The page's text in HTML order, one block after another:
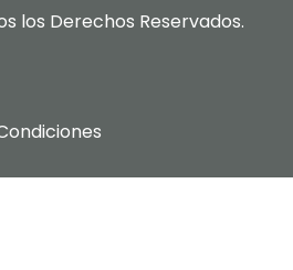
los Derechos Reservados.